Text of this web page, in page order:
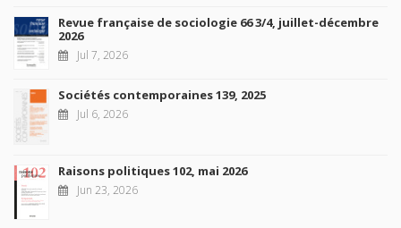
Revue française de sociologie 66 3/4, juillet-décembre
2026
Jul 7, 2026
Sociétés contemporaines 139, 2025
Jul 6, 2026
Raisons politiques 102, mai 2026
Jun 23, 2026